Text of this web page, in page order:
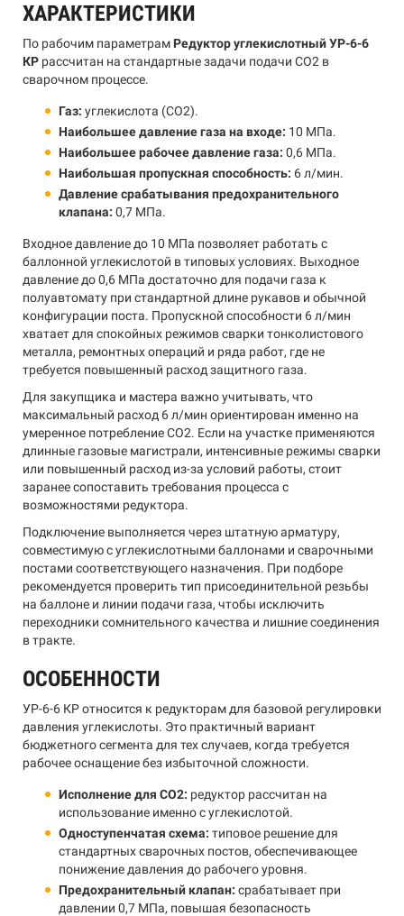
ХАРАКТЕРИСТИКИ
По рабочим параметрам Редуктор углекислотный УР-6-6
КР рассчитан на стандартные задачи подачи CO2 в
сварочном процессе.
Газ: углекислота (CO2).
Наибольшее давление газа на входе: 10 МПа.
Наибольшее рабочее давление газа: 0,6 МПа.
Наибольшая пропускная способность: 6 л/мин.
Давление срабатывания предохранительного
клапана: 0,7 МПа.
Входное давление до 10 МПа позволяет работать с
баллонной углекислотой в типовых условиях. Выходное
давление до 0,6 МПа достаточно для подачи газа к
полуавтомату при стандартной длине рукавов и обычной
конфигурации поста. Пропускной способности 6 л/мин
хватает для спокойных режимов сварки тонколистового
металла, ремонтных операций и ряда работ, где не
требуется повышенный расход защитного газа.
Для закупщика и мастера важно учитывать, что
максимальный расход 6 л/мин ориентирован именно на
умеренное потребление CO2. Если на участке применяются
длинные газовые магистрали, интенсивные режимы сварки
или повышенный расход из-за условий работы, стоит
заранее сопоставить требования процесса с
возможностями редуктора.
Подключение выполняется через штатную арматуру,
совместимую с углекислотными баллонами и сварочными
постами соответствующего назначения. При подборе
рекомендуется проверить тип присоединительной резьбы
на баллоне и линии подачи газа, чтобы исключить
переходники сомнительного качества и лишние соединения
в тракте.
ОСОБЕННОСТИ
УР-6-6 КР относится к редукторам для базовой регулировки
давления углекислоты. Это практичный вариант
бюджетного сегмента для тех случаев, когда требуется
рабочее оснащение без избыточной сложности.
Исполнение для CO2: редуктор рассчитан на
использование именно с углекислотой.
Одноступенчатая схема: типовое решение для
стандартных сварочных постов, обеспечивающее
понижение давления до рабочего уровня.
Предохранительный клапан: срабатывает при
давлении 0,7 МПа, повышая безопасность